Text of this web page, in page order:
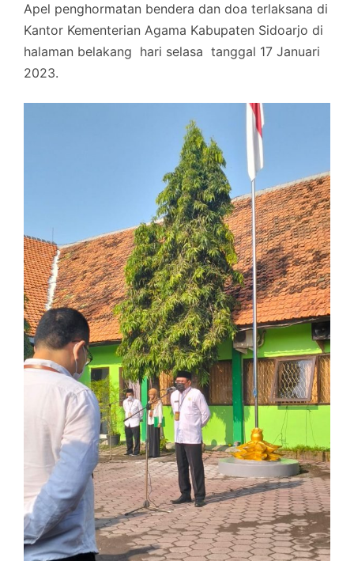
Apel penghormatan bendera dan doa terlaksana di
Kantor Kementerian Agama Kabupaten Sidoarjo di
halaman belakang hari selasa tanggal 17 Januari
2023.